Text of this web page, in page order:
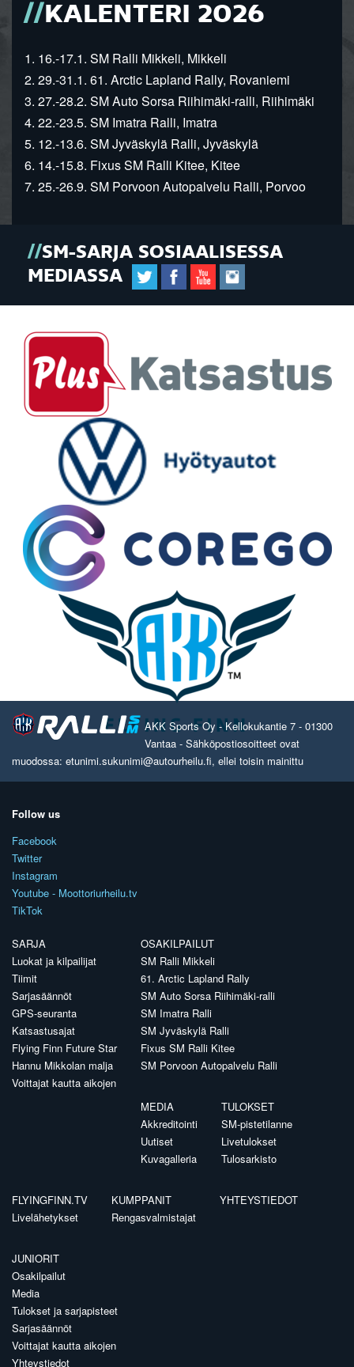
KALENTERI 2026
1. 16.-17.1. SM Ralli Mikkeli, Mikkeli
2. 29.-31.1. 61. Arctic Lapland Rally, Rovaniemi
3. 27.-28.2. SM Auto Sorsa Riihimäki-ralli, Riihimäki
4. 22.-23.5. SM Imatra Ralli, Imatra
5. 12.-13.6. SM Jyväskylä Ralli, Jyväskylä
6. 14.-15.8. Fixus SM Ralli Kitee, Kitee
7. 25.-26.9. SM Porvoon Autopalvelu Ralli, Porvoo
SM-SARJA SOSIAALISESSA
MEDIASSA
AKK Sports Oy - Kellokukantie 7 - 01300
Vantaa - Sähköpostiosoitteet ovat
muodossa: etunimi.sukunimi@autourheilu.fi, ellei toisin mainittu
Follow us
Facebook
Twitter
Instagram
Youtube - Moottoriurheilu.tv
TikTok
SARJA
Luokat ja kilpailijat
Tiimit
Sarjasäännöt
GPS-seuranta
Katsastusajat
Flying Finn Future Star
Hannu Mikkolan malja
Voittajat kautta aikojen
OSAKILPAILUT
SM Ralli Mikkeli
61. Arctic Lapland Rally
SM Auto Sorsa Riihimäki-ralli
SM Imatra Ralli
SM Jyväskylä Ralli
Fixus SM Ralli Kitee
SM Porvoon Autopalvelu Ralli
MEDIA
Akkreditointi
Uutiset
Kuvagalleria
TULOKSET
SM-pistetilanne
Livetulokset
Tulosarkisto
FLYINGFINN.TV
Livelähetykset
KUMPPANIT
Rengasvalmistajat
YHTEYSTIEDOT
JUNIORIT
Osakilpailut
Media
Tulokset ja sarjapisteet
Sarjasäännöt
Voittajat kautta aikojen
Yhteystiedot